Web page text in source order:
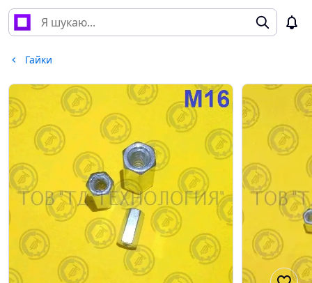
Гайки